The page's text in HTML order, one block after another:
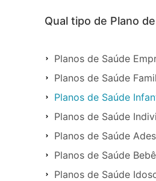
Qual tipo de Plano
Planos de Saúde
Planos de Saúde
Planos de Saúde
Planos de Saúde
Planos de Saúde
Planos de Saúde
Planos de Saúde